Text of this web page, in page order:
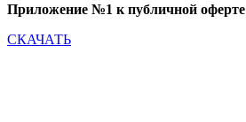
Приложение №1 к публичной оферте
СКАЧАТЬ